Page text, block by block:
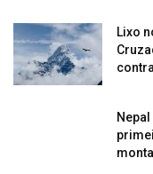
Lixo